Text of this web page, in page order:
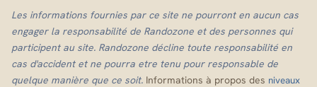
Les informations fournies par ce site ne pourront en aucun cas
engager la responsabilité de Randozone et des personnes qui
participent au site. Randozone décline toute responsabilité en
cas d'accident et ne pourra etre tenu pour responsable de
quelque manière que ce soit. Informations à propos des niveaux